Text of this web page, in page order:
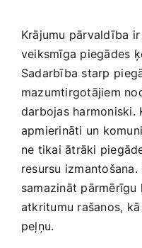
Krājumu pārvaldība
veiksmīga piegādes
Sadarbība starp
mazumtirgotājiem​
darbojas ​harmoniski.
apmierināti un
ne tikai ātrāki​
resursu
samazināt pārmērīgu
atkritumu rašanos,
peļņu.